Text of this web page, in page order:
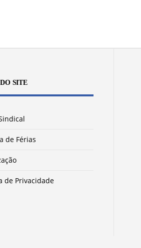
SITE
de Férias
de Privacidade